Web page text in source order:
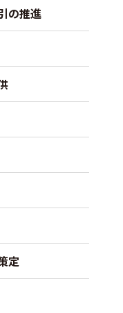
の推進
定